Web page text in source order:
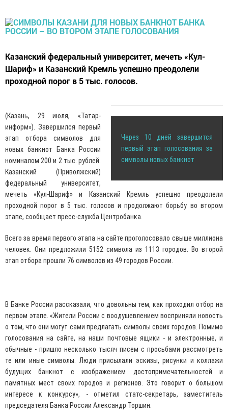
Казанский федеральный университет, мечеть «Кул-
Шариф» и Казанский Кремль успешно преодолели
проходной порог в 5 тыс. голосов.
Через 10 дней завершится
первый этап голосования за
символы новых банкнот
(Казань, 29 июля, «Татар-
информ»). Завершился первый
этап отбора символов для
новых банкнот Банка России
номиналом 200 и 2 тыс. рублей.
Казанский (Приволжский)
федеральный университет,
мечеть «Кул-Шариф» и Казанский Кремль успешно преодолели
проходной порог в 5 тыс. голосов и продолжают борьбу во втором
этапе, сообщает пресс-служба Центробанка.
Всего за время первого этапа на сайте проголосовало свыше миллиона
человек. Они предложили 5152 символа из 1113 городов. Во второй
этап отбора прошли 76 символов из 49 городов России.
В Банке России рассказали, что довольны тем, как проходил отбор на
первом этапе. «Жители России с воодушевлением восприняли новость
о том, что они могут сами предлагать символы своих городов. Помимо
голосования на сайте, на наши почтовые ящики - и электронные, и
обычные - пришло несколько тысяч писем с просьбами рассмотреть
те или иные символы. Люди присылали эскизы, рисунки и коллажи
будущих банкнот с изображением достопримечательностей и
памятных мест своих городов и регионов. Это говорит о большом
интересе к конкурсу», - отметил статс-секретарь, заместитель
председателя Банка России Александр Торшин.